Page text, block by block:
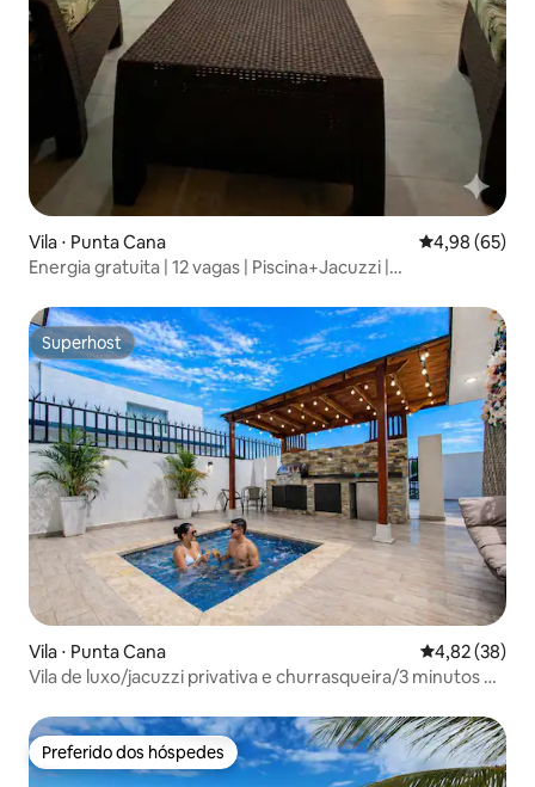
Vila ⋅ Punta Cana 4,98 de uma
4,98 (65)
Energia gratuita | 12 vagas | Piscina+Jacuzzi |
Superhost
Superhost
Vila ⋅ Punta Cana 4,82 de uma
4,82 (38)
Vila de luxo/jacuzzi privativa e churrasqueira/3 minutos do
Preferido dos hóspedes
Preferido dos hóspedes